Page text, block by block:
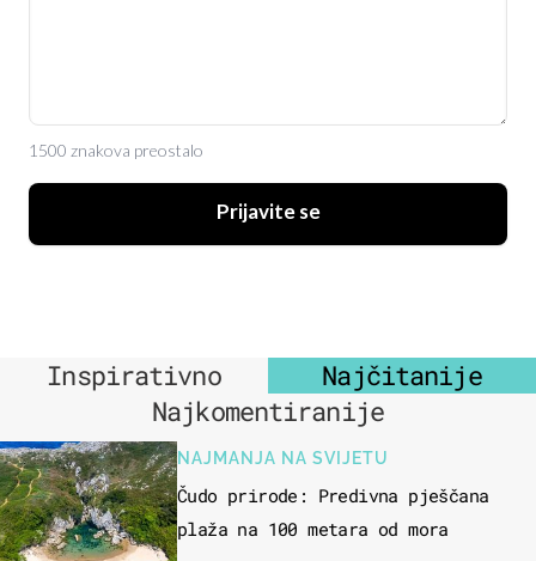
1500 znakova preostalo
Prijavite se
Inspirativno
Najčitanije
Najkomentiranije
NAJMANJA NA SVIJETU
Čudo prirode: Predivna pješčana
plaža na 100 metara od mora